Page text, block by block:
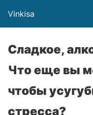
Vinkisa
Сладкое,
Что еще вы
чтобы
стресса?